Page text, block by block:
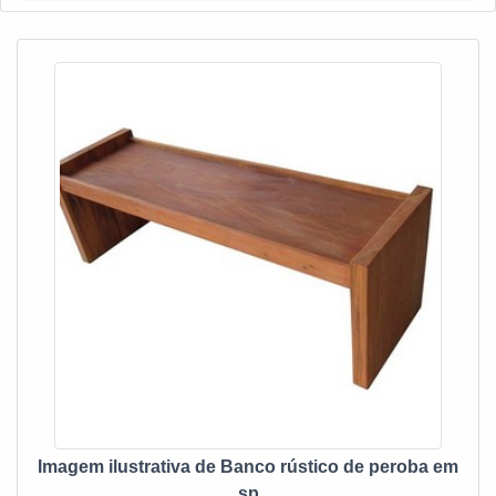
toalheiros e gabinetes. É reconhecida por ser comprometida
com o meio ambiente e segura, qualificações possíveis pelo
fato de a empresa possuir escritório de alta qualidade onde
time com colaboradores proativos e especialistas
dedicados, garantem o sucesso de cada cliente de ponta a
ponta. Aproveite a visita para acessar o nosso site e saber
mais sobre a empresa, nossos serviços e produtos. Se
preferir, entre em contato com um dos nossos consultores e
qualidade onde são realizadas as atividades;
Equipamentos de última geração; Tecnologia de ponta.
Tudo isso para garantir que se tenha prateleira rústica com
excelente custo-benefício. Discorrendo ainda sobre
prateleira rústica, sempre deve-se buscar uma empresa que
tenha produtos e serviços com ótima qualidade e proteção,
detalhes que passam despercebidos e podem gerar
motivos que a Depósito Mineiro é responsável no segmento
de comercialização de móveis. O foco é entregar o que há
de melhor para fidelizar nossos clientes. O quadro de
terão grande satisfação em melhor atender. EFICIÊNCIA E
QUALIDADE COMPROVADA Somente na Depósito
Imagem ilustrativa de Banco rústico de peroba em